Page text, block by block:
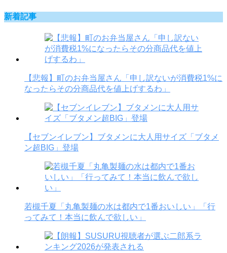
新着記事
【悲報】町のお弁当屋さん「申し訳ないが消費税1%に
なったらその分商品代を値上げするわ」
【セブンイレブン】ブタメンに大人用サイズ「ブタメ
ン超BIG」登場
若槻千夏「丸亀製麺の水は都内で1番おいしい」「行
ってみて！本当に飲んで欲しい」